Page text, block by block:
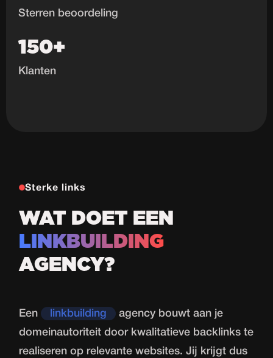
Sterren beoordeling
150+
Klanten
Sterke links
WAT DOET EEN
LINKBUILDING
AGENCY?
Een linkbuilding
agency bouwt aan je
domeinautoriteit door kwalitatieve backlinks te
realiseren op relevante websites. Jij krijgt dus